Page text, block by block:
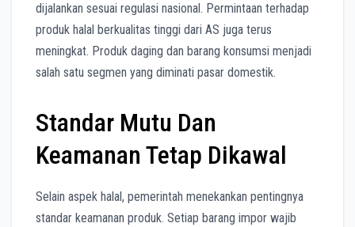
dijalankan sesuai regulasi nasional. Permintaan terhadap
produk halal berkualitas tinggi dari AS juga terus
meningkat. Produk daging dan barang konsumsi menjadi
salah satu segmen yang diminati pasar domestik.
Standar Mutu Dan
Keamanan Tetap Dikawal
Selain aspek halal, pemerintah menekankan pentingnya
standar keamanan produk. Setiap barang impor wajib